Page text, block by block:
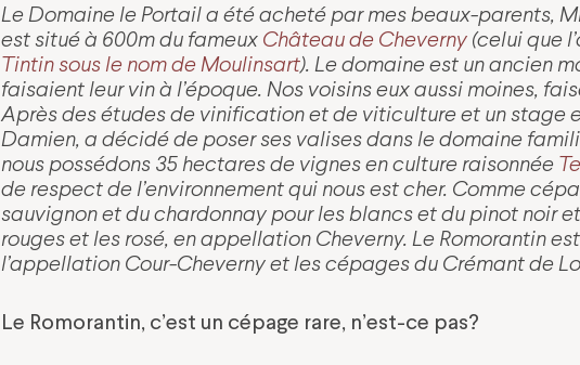
Le Domaine le Portail a été acheté par mes beaux-parents,
est situé à 600m du fameux Château de Cheverny(celui que
Tintin sous le nom de Moulinsart). Le domaine est un ancien
faisaient leur vin à l’époque. Nos voisins eux aussi moines,
Après des études de vinification et de viticulture et un stage
Damien, a décidé de poser ses valises dans le domaine
nous possédons 35 hectares de vignes enculture raisonnée
de respect de l’environnement qui nous est cher. Comme
sauvignon et du chardonnay pour les blancs et du pinot noir
rouges et les rosé, en appellation Cheverny. Le Romorantin
l’appellation Cour-Cheverny et les cépages du Crémant de
Le Romorantin, c’est un cépage rare, n’est-ce pas?